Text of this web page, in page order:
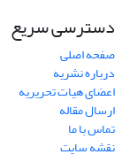
دسترسی سریع
صفحه اصلی
درباره نشریه
اعضای هیات تحریریه
ارسال مقاله
تماس با ما
نقشه سایت